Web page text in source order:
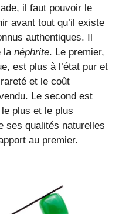
il faut pouvoir le
avant tout qu’il existe
authentiques. Il
la néphrite. Le premier,
est plus à l’état pur et
et le coût
Le second est
plus et le plus
ses qualités naturelles
au premier.